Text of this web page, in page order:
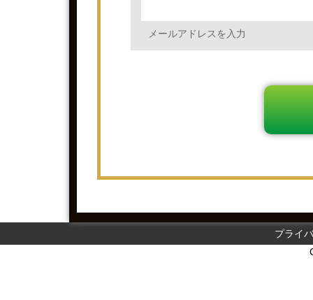
メールアドレスを入力
プライ